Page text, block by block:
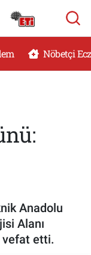
Nöbetçi
Anadolu
Alanı
vefat etti.